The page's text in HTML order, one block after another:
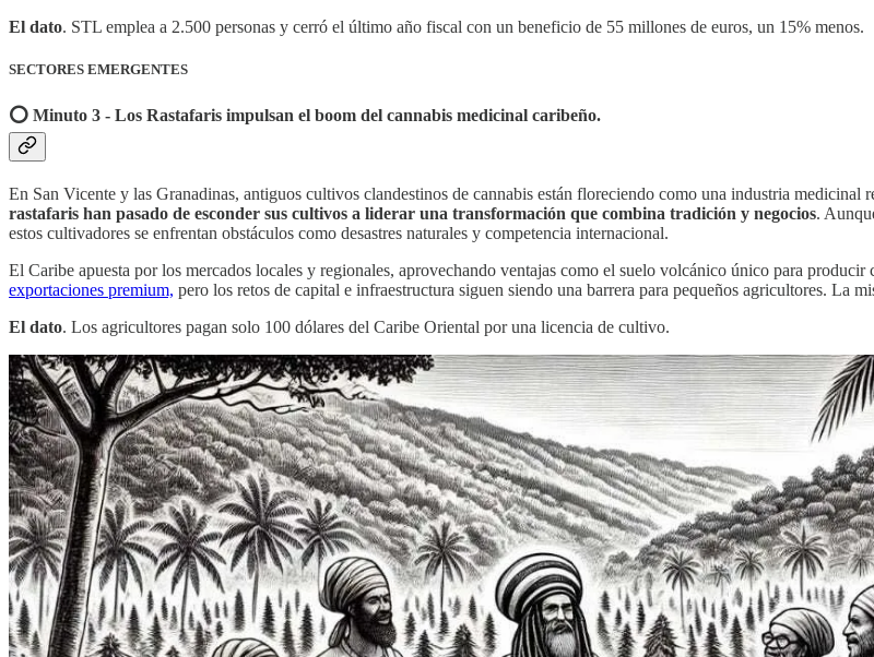
El dato. STL emplea a 2.500 personas y cerró el último año fiscal con un beneficio de 55 millones de euros, un 15% menos.
SECTORES EMERGENTES
⭕️ Minuto 3 - Los Rastafaris impulsan el boom del cannabis medicinal caribeño.
En San Vicente y las Granadinas, antiguos cultivos clandestinos de cannabis están floreciendo como una industria medicinal
rastafaris han pasado de esconder sus cultivos a liderar una transformación que combina tradición y negocios.
estos cultivadores se enfrentan obstáculos como desastres naturales y competencia internacional.
El Caribe apuesta por los mercados locales y regionales, aprovechando ventajas como el suelo volcánico único para producir
exportaciones premium, pero los retos de capital e infraestructura siguen siendo una barrera para pequeños agricultores. La
El dato. Los agricultores pagan solo 100 dólares del Caribe Oriental por una licencia de cultivo.